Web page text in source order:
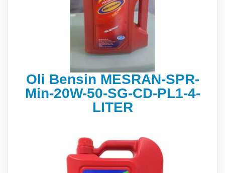
Oli Bensin MESRAN-SPR-
Min-20W-50-SG-CD-PL1-4-
LITER